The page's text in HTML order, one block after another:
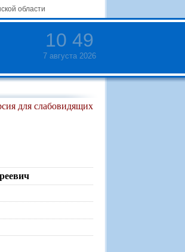
области
10 49
7 августа 2026
для слабовидящих